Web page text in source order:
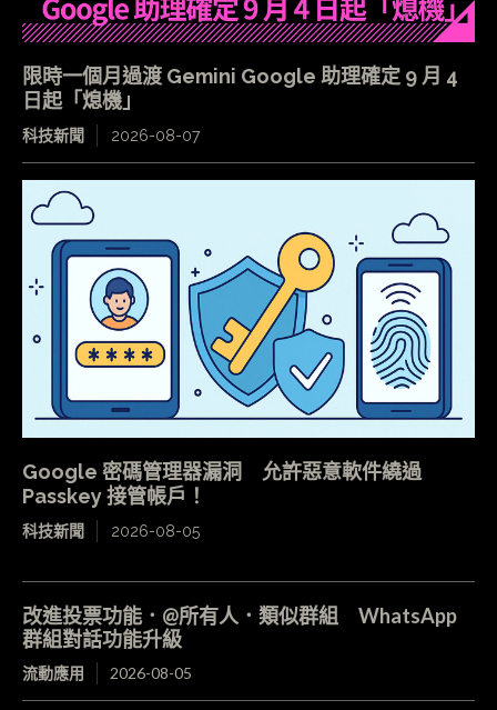
限時一個月過渡 Gemini Google 助理確定 9 月 4
日起「熄機」
科技新聞 2026-08-07
Google 密碼管理器漏洞 允許惡意軟件繞過
Passkey 接管帳戶！
科技新聞 2026-08-05
改進投票功能．@所有人．類似群組 WhatsApp
群組對話功能升級
流動應用 2026-08-05